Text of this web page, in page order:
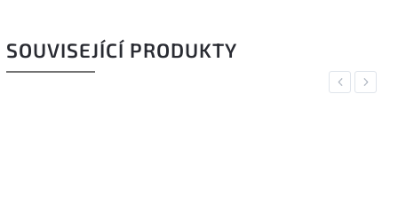
SOUVISEJÍCÍ PRODUKTY
Previous
Next